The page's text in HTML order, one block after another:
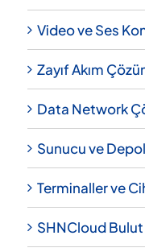
Video ve Ses
Zayıf Akım
Data Network
Sunucu ve
Terminaller ve
SHNCloud